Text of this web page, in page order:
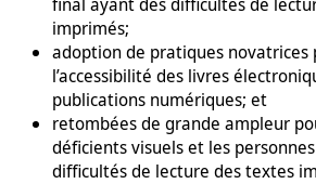
imprimés;
adoption de pratiques novatrices
l’accessibilité des livres
publications numériques; et
retombées de grande ampleur
déficients visuels et les
difficultés de lecture des textes